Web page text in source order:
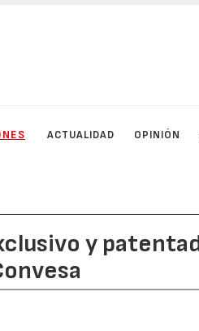
ACTUALIDAD OPINIÓN
y